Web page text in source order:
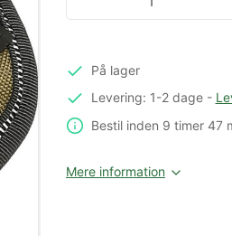
På lager
Levering: 1-2 dage-
Bestil inden 9 timer47
Mere information